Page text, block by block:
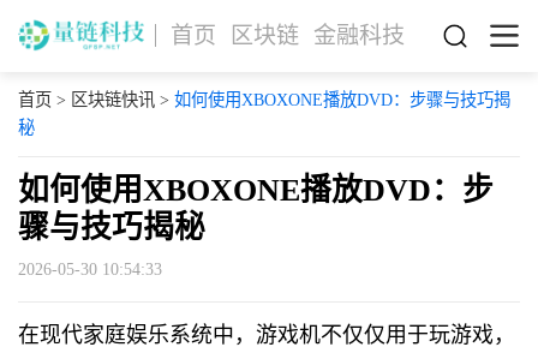
首页 区块链 金融科技
首页 > 区块链快讯> 如何使用XBOXONE播放DVD：步骤与技巧揭
秘
如何使用XBOXONE播放DVD：步
骤与技巧揭秘
2026-05-30 10:54:33
在现代家庭娱乐系统中，游戏机不仅仅用于玩游戏，